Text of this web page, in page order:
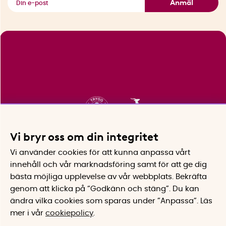
Anmäl
Vi bryr oss om din integritet
Vi använder cookies för att kunna anpassa vårt
innehåll och vår marknadsföring samt för att ge dig
bästa möjliga upplevelse av vår webbplats.
Bekräfta
genom att klicka på “Godkänn och stäng”. Du kan
ändra vilka cookies som sparas under ”Anpassa”.
Läs
mer i vår cookiepolicy